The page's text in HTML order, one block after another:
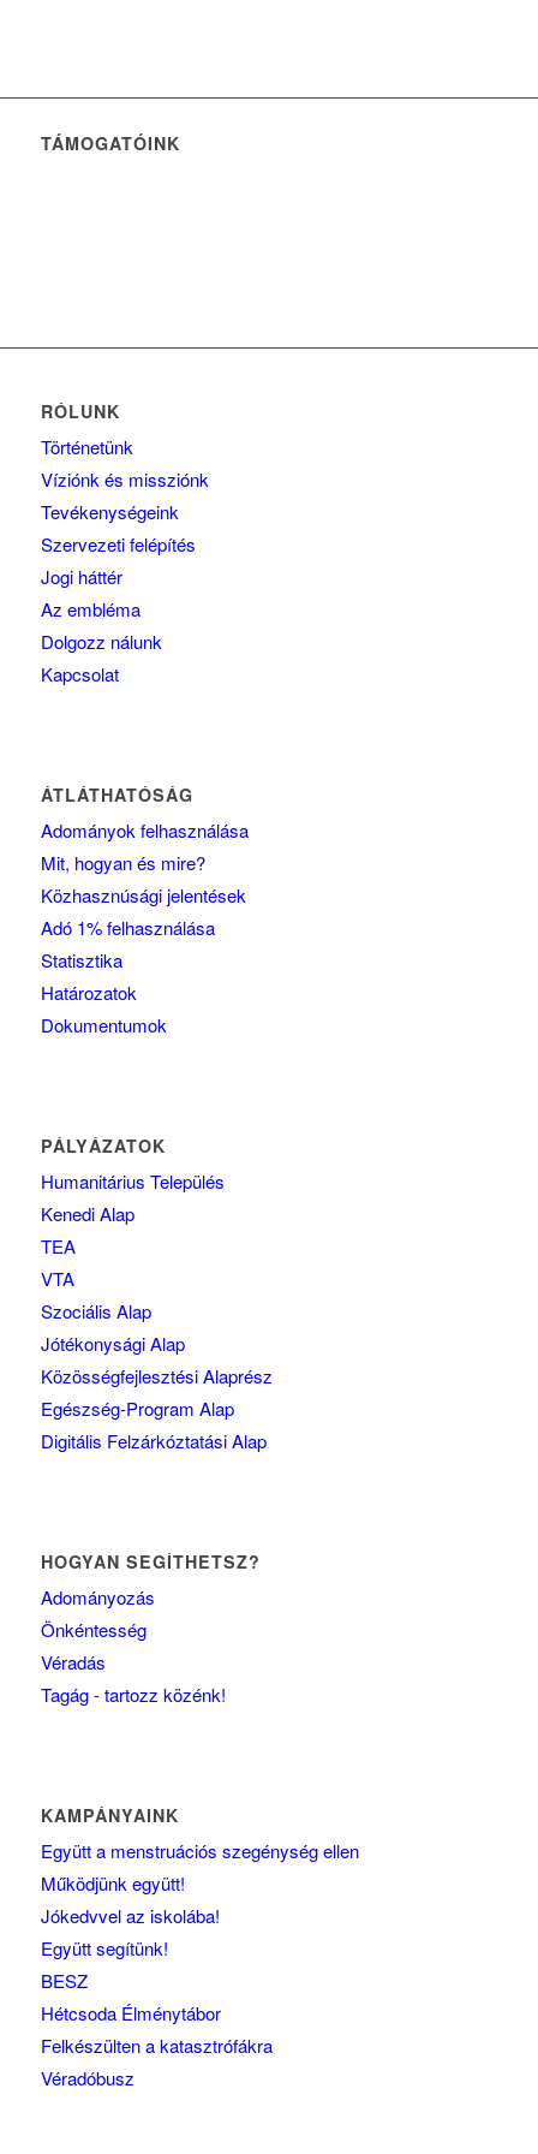
TÁMOGATÓINK
RÓLUNK
Történetünk
Víziónk és missziónk
Tevékenységeink
Szervezeti felépítés
Jogi háttér
Az embléma
Dolgozz nálunk
Kapcsolat
ÁTLÁTHATÓSÁG
Adományok felhasználása
Mit, hogyan és mire?
Közhasznúsági jelentések
Adó 1% felhasználása
Statisztika
Határozatok
Dokumentumok
PÁLYÁZATOK
Humanitárius Település
Kenedi Alap
TEA
VTA
Szociális Alap
Jótékonysági Alap
Közösségfejlesztési Alaprész
Egészség-Program Alap
Digitális Felzárkóztatási Alap
HOGYAN SEGÍTHETSZ?
Adományozás
Önkéntesség
Véradás
Tagág - tartozz közénk!
KAMPÁNYAINK
Együtt a menstruációs szegénység ellen
Működjünk együtt!
Jókedvvel az iskolába!
Együtt segítünk!
BESZ
Hétcsoda Élménytábor
Felkészülten a katasztrófákra
Véradóbusz